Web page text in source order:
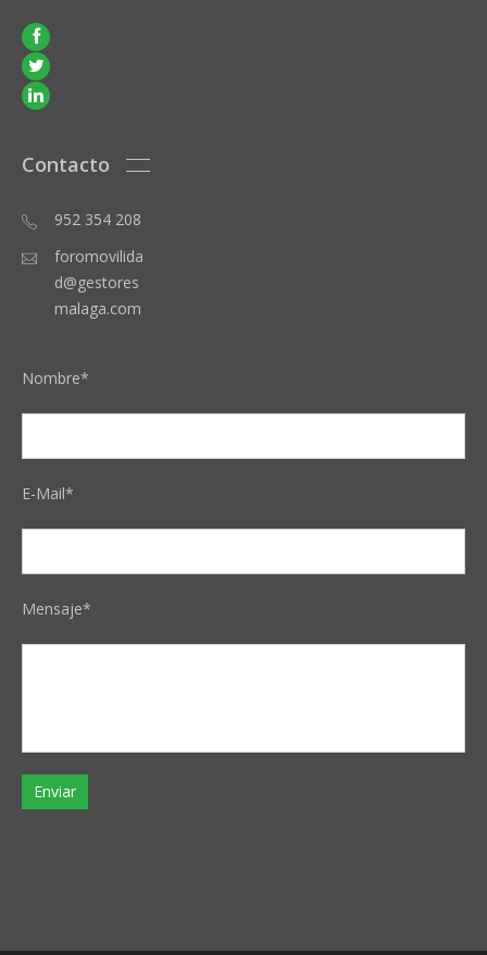
Contacto
952 354 208
foromovilida
d@gestores
malaga.com
Nombre*
E-Mail*
Mensaje*